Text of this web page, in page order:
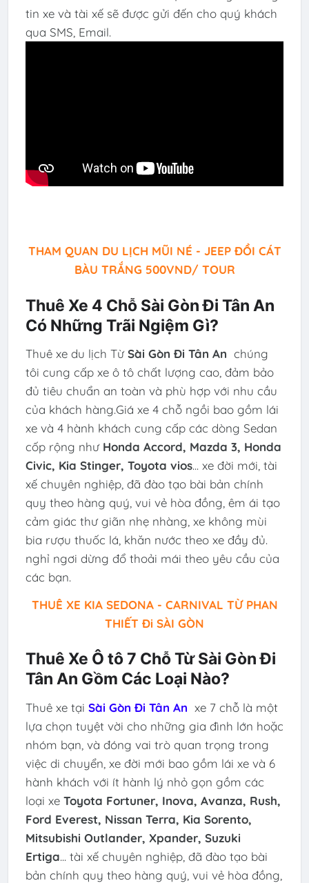
tin xe và tài xế sẽ được gửi đến cho quý khách
qua SMS, Email.
THAM QUAN DU LỊCH MŨI NÉ - JEEP ĐỒI CÁT
BÀU TRẮNG 500VND/ TOUR
Thuê Xe 4 Chỗ Sài Gòn Đi Tân An
Có Những Trãi Ngiệm Gì?
Thuê xe du lịch TừSài Gòn Đi Tân An chúng
tôi cung cấp xe ô tô chất lượng cao, đảm bảo
đủ tiêu chuẩn an toàn và phù hợp với nhu cầu
của khách hàng.Giá xe 4 chỗ ngồi bao gồm lái
xe và 4 hành khách cung cấp các dòng Sedan
cốp rộng như Honda Accord, Mazda 3, Honda
Civic, Kia Stinger, Toyota vios... xe đời mới, tài
xế chuyên nghiệp, đã đào tạo bài bản chính
quy theo hàng quý, vui vẻ hòa đồng, êm ái tạo
cảm giác thư giãn nhẹ nhàng, xe không mùi
bia rượu thuốc lá, khăn nước theo xe đầy đủ.
nghỉ ngơi dừng đổ thoải mái theo yêu cầu của
các bạn.
THUÊ XE KIA SEDONA - CARNIVAL TỪ PHAN
THIẾT Đi SÀI GÒN
Thuê Xe Ô tô 7 Chỗ Từ Sài Gòn Đi
Tân An Gồm Các Loại Nào?
Thuê xe tại Sài Gòn Đi Tân An xe 7 chỗ là một
lựa chọn tuyệt vời cho những gia đình lớn hoặc
nhóm bạn, và đóng vai trò quan trọng trong
việc di chuyển, xe đời mới bao gồm lái xe và 6
hành khách với ít hành lý nhỏ gọn gồm các
loại xe Toyota Fortuner, Inova, Avanza, Rush,
Ford Everest, Nissan Terra, Kia Sorento,
Mitsubishi Outlander, Xpander, Suzuki
Ertiga... tài xế chuyên nghiệp, đã đào tạo bài
bản chính quy theo hàng quý, vui vẻ hòa đồng,